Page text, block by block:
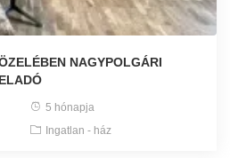
NAGYPOLGÁRI
5 hónapja
Ingatlan - ház